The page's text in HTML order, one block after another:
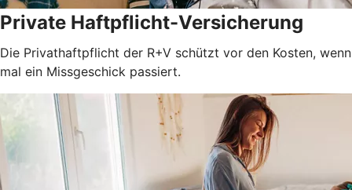
Private Haftpflicht-Versicherung
Die Privathaftpflicht der R+V schützt vor den Kosten, wenn
mal ein Missgeschick passiert.